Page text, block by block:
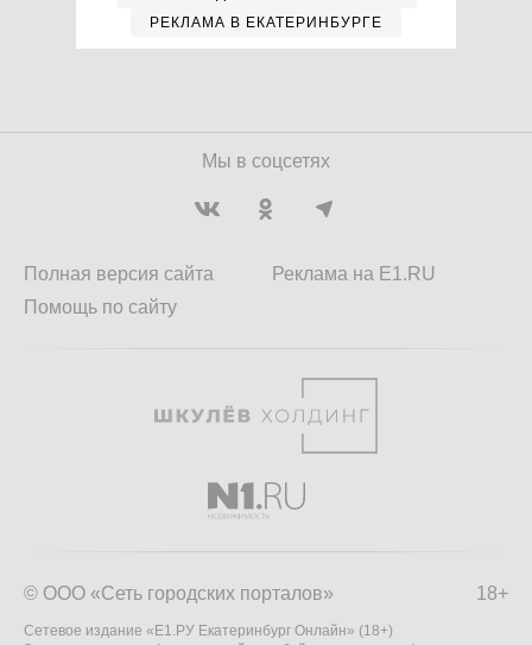
РЕКЛАМА В ЕКАТЕРИНБУРГЕ
Мы в соцсетях
Полная версия сайта
Помощь по сайту
Реклама на E1.RU
18+
© ООО «Сеть городских порталов»
Сетевое издание «Е1.РУ Екатеринбург Онлайн» (18+)